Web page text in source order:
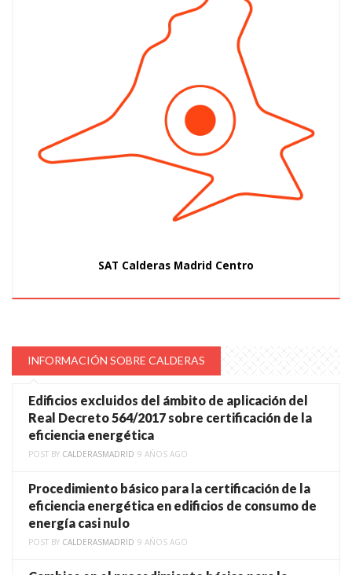
SAT Calderas Madrid Centro
INFORMACIÓN SOBRE CALDERAS
Edificios excluidos del ámbito de aplicación del
Real Decreto 564/2017 sobre certificación de la
eficiencia energética
POST BY CALDERASMADRID 9 AÑOS AGO
Procedimiento básico para la certificación de la
eficiencia energética en edificios de consumo de
energía casi nulo
POST BY CALDERASMADRID 9 AÑOS AGO